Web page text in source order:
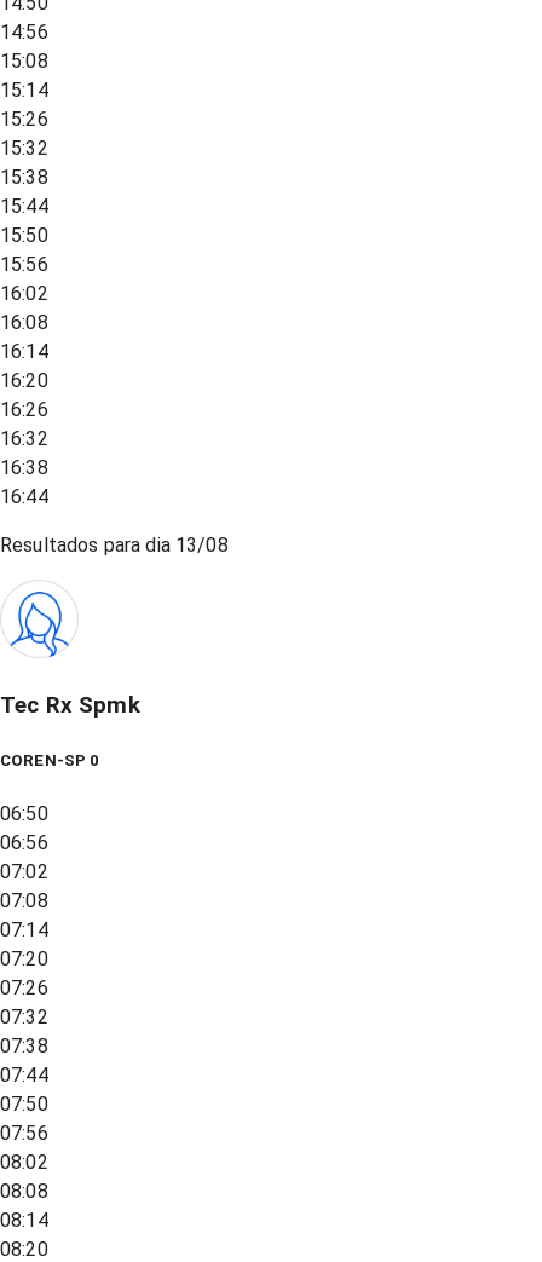
14:56
15:08
15:14
15:26
15:32
15:38
15:44
15:50
15:56
16:02
16:08
16:14
16:20
16:26
16:32
16:38
16:44
Resultados para dia 13/08
Tec Rx Spmk
COREN-SP 0
06:50
06:56
07:02
07:08
07:14
07:20
07:26
07:32
07:38
07:44
07:50
07:56
08:02
08:08
08:14
08:20